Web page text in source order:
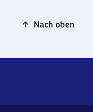
Nach oben